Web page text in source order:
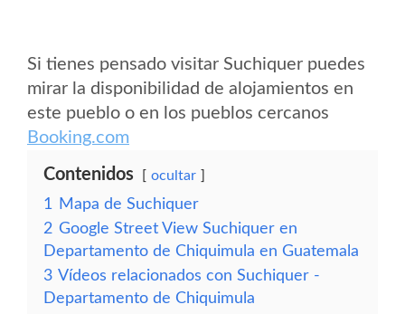
Si tienes pensado visitar Suchiquer puedes
mirar la disponibilidad de alojamientos en
este pueblo o en los pueblos cercanos
Booking.com
Contenidos ocultar
1
Mapa de Suchiquer
2 Google Street View Suchiquer en
Departamento de Chiquimula en Guatemala
3 Vídeos relacionados con Suchiquer -
Departamento de Chiquimula